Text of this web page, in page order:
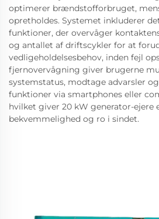
optimerer brændstofforbruget,
opretholdes. Systemet inkluderer
funktioner, der overvåger
og antallet af driftscykler for at
vedligeholdelsesbehov, inden fejl
fjernovervågning giver brugerne
systemstatus, modtage advarsler
funktioner via smartphones eller
hvilket giver 20 kW generator-ejere
bekvemmelighed og ro i sindet.